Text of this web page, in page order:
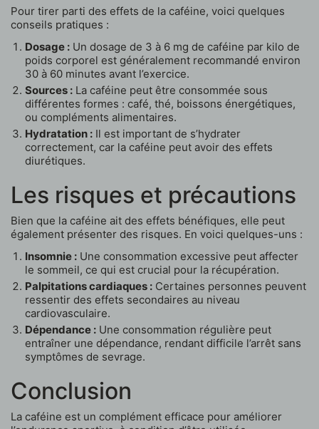
Pour tirer parti des effets de la caféine, voici quelques
conseils pratiques :
Dosage : Un dosage de 3 à 6 mg de caféine par kilo de
poids corporel est généralement recommandé environ
30 à 60 minutes avant l’exercice.
Sources : La caféine peut être consommée sous
différentes formes : café, thé, boissons énergétiques,
ou compléments alimentaires.
Hydratation : Il est important de s’hydrater
correctement, car la caféine peut avoir des effets
diurétiques.
Les risques et précautions
Bien que la caféine ait des effets bénéfiques, elle peut
également présenter des risques. En voici quelques-uns :
Insomnie : Une consommation excessive peut affecter
le sommeil, ce qui est crucial pour la récupération.
Palpitations cardiaques : Certaines personnes peuvent
ressentir des effets secondaires au niveau
cardiovasculaire.
Dépendance : Une consommation régulière peut
entraîner une dépendance, rendant difficile l’arrêt sans
symptômes de sevrage.
Conclusion
La caféine est un complément efficace pour améliorer